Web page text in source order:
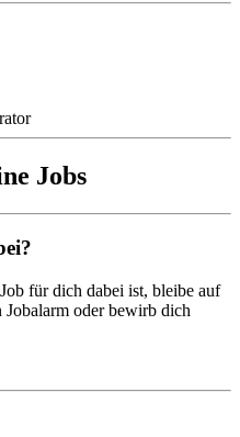
Jobs
für dich dabei ist, bleibe auf
oder bewirb dich